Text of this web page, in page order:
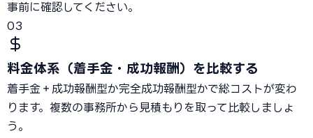
事前に確認してください。
03
料金体系（着手金・成功報酬）を比較する
着手金＋成功報酬型か完全成功報酬型かで総コストが変わ
ります。複数の事務所から見積もりを取って比較しましょ
う。